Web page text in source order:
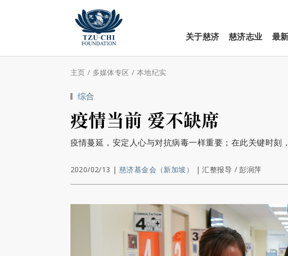
关于慈济
慈济志业 最
主页 / 多媒体专区 / 本地纪实
综合
疫情当前 爱不缺席
疫情蔓延，安定人心与对抗病毒一样重要；在此关键时
2020/02/13 | 慈济基金会（新加坡） |汇整报导 / 彭润萍